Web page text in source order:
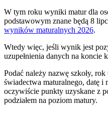
W tym roku wyniki matur dla
podstawowym znane będą 8
wyników maturalnych 2026.
Wtedy więc, jeśli wynik jest
uzupełnienia danych na koncie
Podać należy nazwę szkoły,
świadectwa maturalnego, datę i
oczywiście punkty uzyskane z
podziałem na poziom matury.